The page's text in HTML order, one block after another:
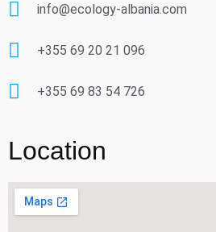
info@ecology-albania.com
+355 69 20 21 096
+355 69 83 54 726
Location